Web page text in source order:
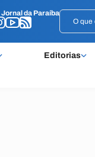
Jornal da Paraíba
Editorias
Jornal da Paraíba